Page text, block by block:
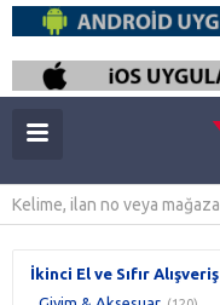
İkinci El ve Sıfır Alışveriş